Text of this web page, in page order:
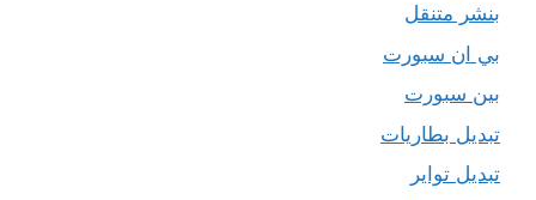
بنشر متنقل
بي ان سبورت
بين سبورت
تبديل بطاريات
تبديل تواير